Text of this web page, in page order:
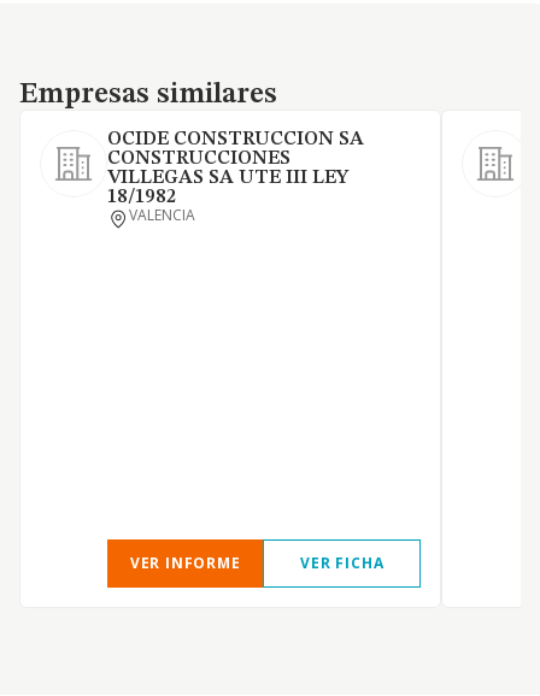
Empresas similares
Empresas similares
OCIDE CONSTRUCCION SA
CONSTRUCCIONES
VILLEGAS SA UTE III LEY
18/1982
VALENCIA
VER INFORME VER FICHA